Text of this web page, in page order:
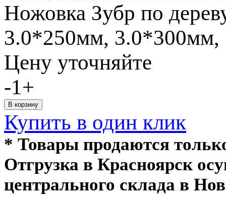
Ножовка Зубр по
3.0*250мм, 3.0*300мм,
Цену уточняйте
-1+
Купить в один клик
* Товары продаются
Отгрузка в Красноярск
центрального склада в